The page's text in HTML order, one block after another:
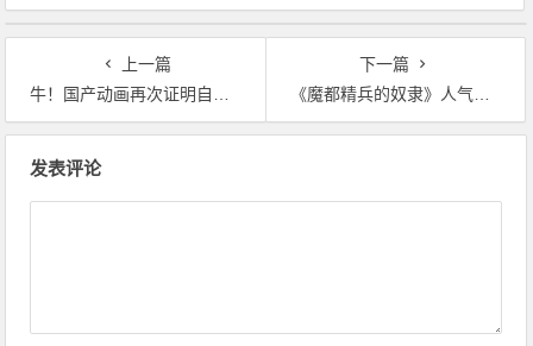
上一篇
牛！国产动画再次证明自己，豆瓣2023年评分最高动画是它
下一篇
《魔都精兵的奴隶》人气投票，最高的居然不是女主？
发表评论